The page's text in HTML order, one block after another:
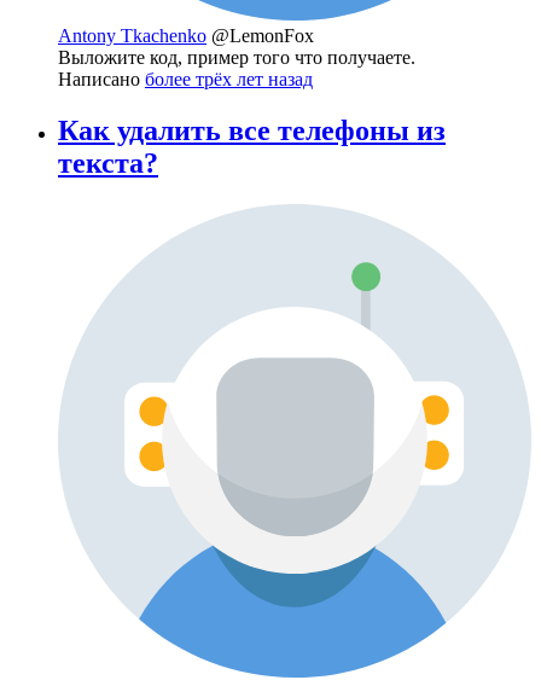
Antony Tkachenko @LemonFox
Выложите код, пример того что получаете.
Написано более трёх лет назад
Как удалить все телефоны из
текста?